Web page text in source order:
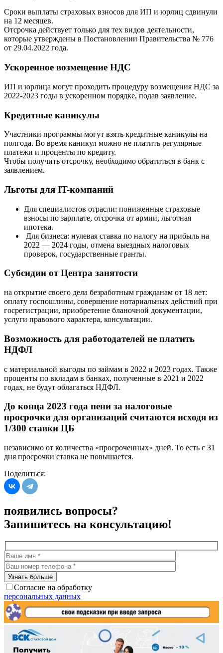
Сроки выплаты страховых взносов для ИП и юрлиц сдвинули
на 12 месяцев.
Отсрочка действует только для тех видов деятельности,
которые утверждены в Постановлении Правительства № 776
от 29.04.2022 года.
Ускоренное возмещение НДС
ИП и юрлица могут проходить процедуру возмещения НДС за
2022-2023 годы в ускоренном порядке, подав заявление.
Кредитные каникулы
Участники программы могут взять кредитные каникулы на
полгода. Во время каникул можно не платить регулярные
платежи и проценты по кредиту.
Чтобы получить отсрочку, необходимо обратиться в банк с
заявлением.
Льготы для IT-компаний
Для специалистов отрасли: пониженные страховые
взносы по зарплате, отсрочка от армии, льготная
ипотека.
Для бизнеса: нулевая ставка по налогу на прибыль на
2022 — 2024 годы, отмена выездных налоговых
проверок, государственные гранты.
Субсидии от Центра занятости
на открытие своего дела безработным гражданам от 18 лет:
оплату госпошлины, совершение нотариальных действий при
госрегистрации, приобретение бланочной документации,
услуги правового характера, консультации.
Возможность для работодателей не платить
НДФЛ
с материальной выгоды по займам в 2022 и 2023 годах. Также
проценты по вкладам в банках, полученные в 2021 и 2022
годах, не будут облагаться НДФЛ.
До конца 2023 года пени за налоговые
просрочки для организаций считаются исходя из
1/300 ставки ЦБ
независимо от количества «просроченных» дней. То есть с 31
дня просрочки ставка не повышается.
Поделиться:
появились вопросы?
Запишитесь на консультацию!
Согласие на обработку
персональных данных